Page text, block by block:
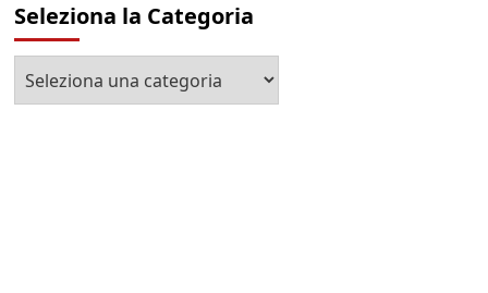
Seleziona la Categoria
la